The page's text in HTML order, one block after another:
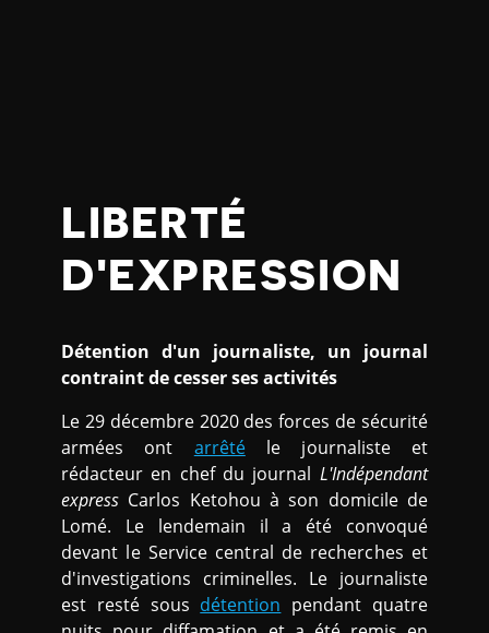
LIBERTÉ
D'EXPRESSION
Détention d'un journaliste, un journal
contraint de cesser ses activités
Le 29 décembre 2020 des forces de sécurité
armées ont arrêtéle journaliste et
rédacteur en chef du journal L'Indépendant
express Carlos Ketohou à son domicile de
Lomé. Le lendemain il a été convoqué
devant le Service central de recherches et
d'investigations criminelles. Le journaliste
est resté sous détention pendant quatre